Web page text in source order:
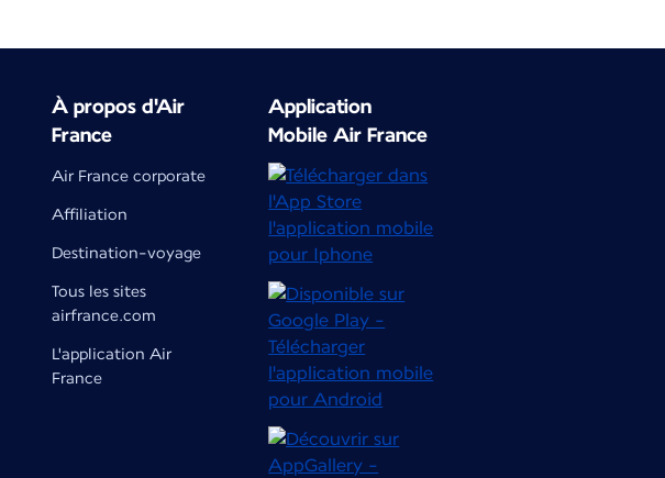
À propos d'Air
France
Air France corporate
Affiliation
Destination-voyage
Tous les sites
airfrance.com
L'application Air
France
Application
Mobile Air France